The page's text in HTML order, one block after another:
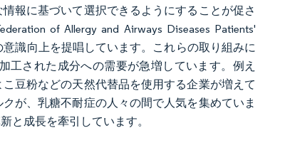
報に基づいて選択できるようにすることが促さ
of Allergy and Airways Diseases Patients'
識向上を提唱しています。これらの取り組みに
工された成分への需要が急増しています。例え
豆粉などの天然代替品を使用する企業が増えて
が、乳糖不耐症の人々の間で人気を集めていま
と成長を牽引しています。